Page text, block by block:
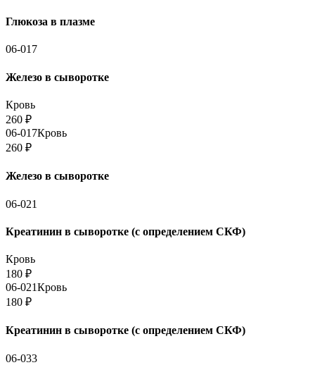
Глюкоза в плазме
06-017
Железо в сыворотке
Кровь
260 ₽
06-017Кровь
260 ₽
Железо в сыворотке
06-021
Креатинин в сыворотке (с определением СКФ)
Кровь
180 ₽
06-021Кровь
180 ₽
Креатинин в сыворотке (с определением СКФ)
06-033